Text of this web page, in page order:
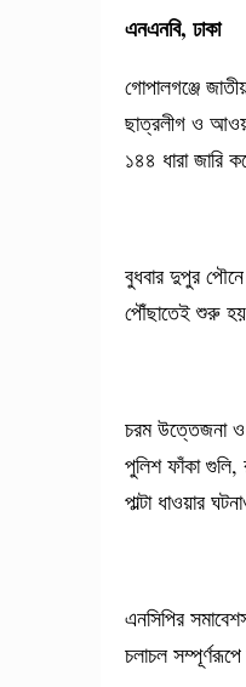
এনএনবি, ঢাকা
গোপালগঞ্জে
ছাত্রলীগ ও
১৪৪ ধারা জারি
বুধবার দুপুর পৌনে
পৌঁছাতেই শুরু
চরম উত্তেজনা ও
পুলিশ ফাঁকা গুলি,
পাল্টা ধাওয়ার
এনসিপির
চলাচল